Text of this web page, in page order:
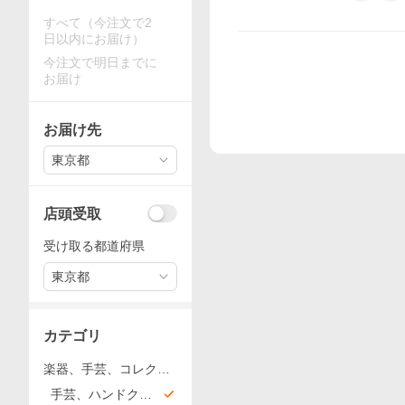
すべて（今注文で2
日以内にお届け）
今注文で明日までに
お届け
お届け先
東京都
店頭受取
受け取る都道府県
東京都
カテゴリ
楽器、手芸、コレクシ
ョン
手芸、ハンドクラ